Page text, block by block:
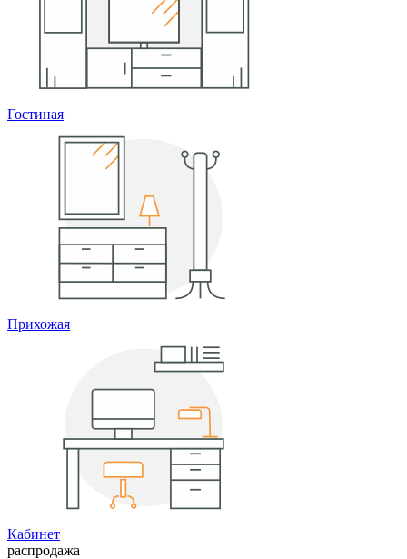
Гостиная
Прихожая
Кабинет
распродажа